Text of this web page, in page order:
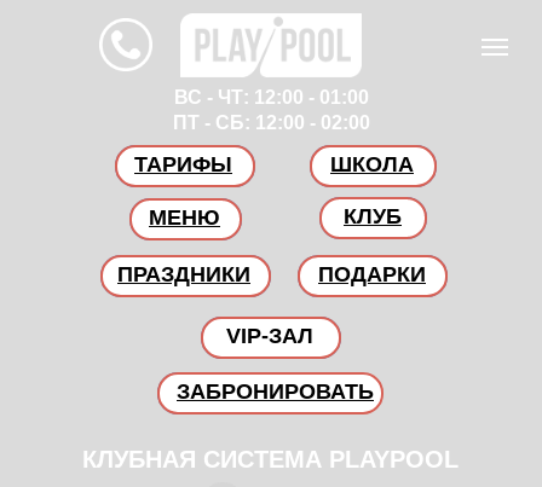
ВС - ЧТ: 12:00 - 01:00
ПТ - СБ: 12:00 - 02:00
ПОДАРКИ
МЕНЮ
ПРАЗДНИКИ
КЛУБ
ШКОЛА
ТАРИФЫ
ЗАБРОНИРОВАТЬ
VIP-ЗАЛ
КЛУБНАЯ СИСТЕМА PLAYPOOL